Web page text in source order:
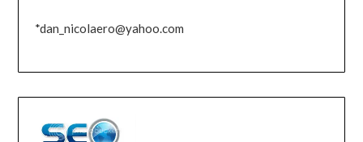
*dan_nicolaero@yahoo.com